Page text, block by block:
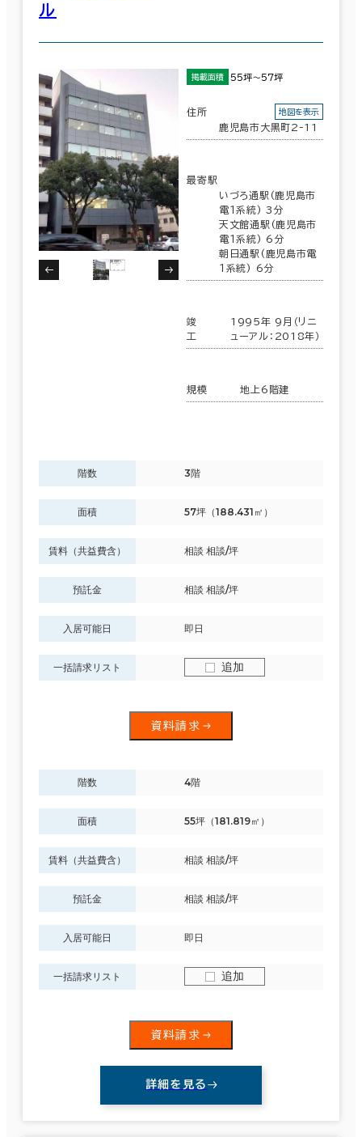
ル
掲載面積 55坪～57坪
住所
鹿児島市大黒町2-11
地図を表示
最寄駅
いづろ通駅(鹿児島市
電１系統) 3分
天文館通駅(鹿児島市
電１系統) 6分
朝日通駅(鹿児島市電
１系統) 6分
竣
工
1995年 9月（リニ
ューアル：2018年）
規模 地上6階建
階数 3階
面積 57坪（188.431㎡）
賃料（共益費含） 相談 相談/坪
預託金 相談 相談/坪
入居可能日 即日
一括請求リスト 追加
資料請求
階数 4階
面積 55坪（181.819㎡）
賃料（共益費含） 相談 相談/坪
預託金 相談 相談/坪
入居可能日 即日
一括請求リスト 追加
資料請求
詳細を見る